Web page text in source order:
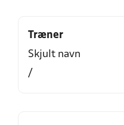
Træner
Skjult navn
/